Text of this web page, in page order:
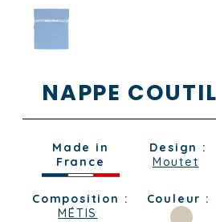
NAPPE
Made in
France
Design :
Moutet
Composition :
MÉTIS
Couleur :